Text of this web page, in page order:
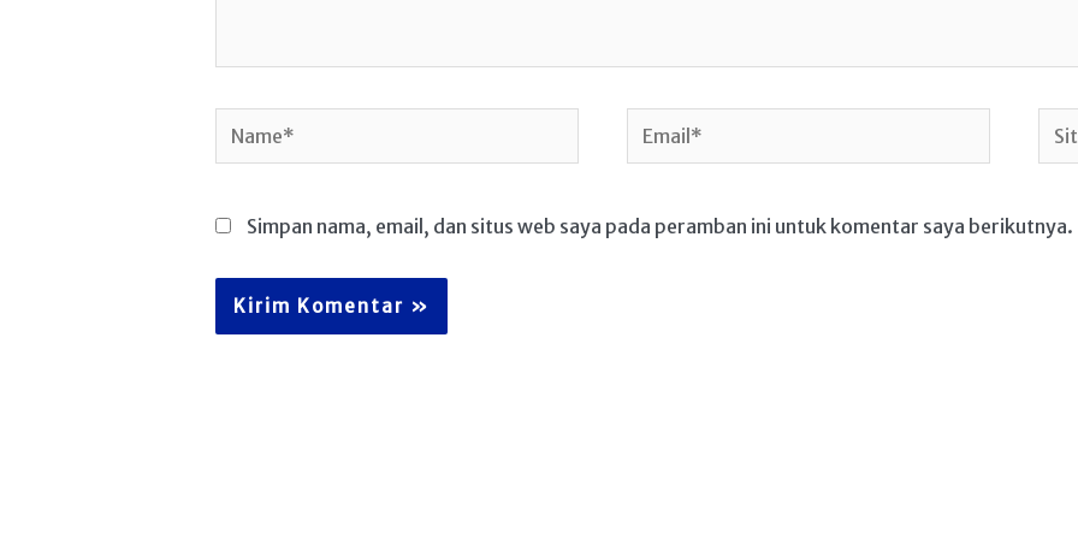
Name* Email*
Web
Simpan nama, email, dan situs web saya pada peramban ini untuk komentar saya berikutnya.